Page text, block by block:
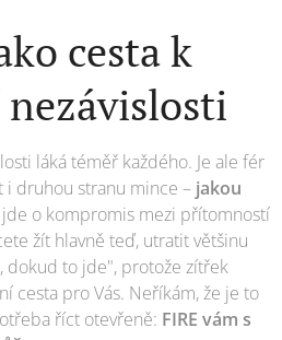
cesta k
láká téměř každého. Je ale fér
i druhou stranu mince – jakou
jde o kompromis mezi přítomností
žít hlavně teď, utratit většinu
dokud to jde", protože zítřek
cesta pro Vás. Neříkám, že je to
říct otevřeně: FIRE vám s